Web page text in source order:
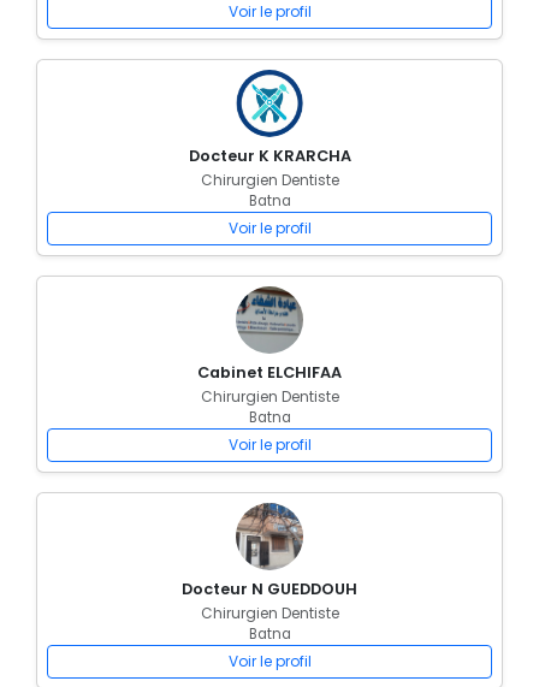
Voir le profil
Docteur K KRARCHA
Chirurgien Dentiste
Batna
Voir le profil
Cabinet ELCHIFAA
Chirurgien Dentiste
Batna
Voir le profil
Docteur N GUEDDOUH
Chirurgien Dentiste
Batna
Voir le profil